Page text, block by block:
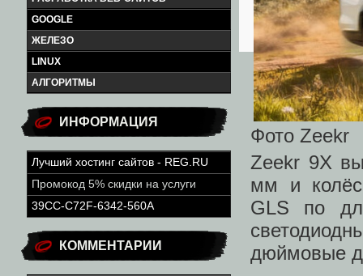
GOOGLE
ЖЕЛЕЗО
LINUX
АЛГОРИТМЫ
ИНФОРМАЦИЯ
Лучший хостинг сайтов - REG.RU
Промокод 5% скидки на услуги
39CC-C72F-6342-560A
КОММЕНТАРИИ
Фото Zeekr
Zeekr 9X
мм и
GLS по
дюймовые